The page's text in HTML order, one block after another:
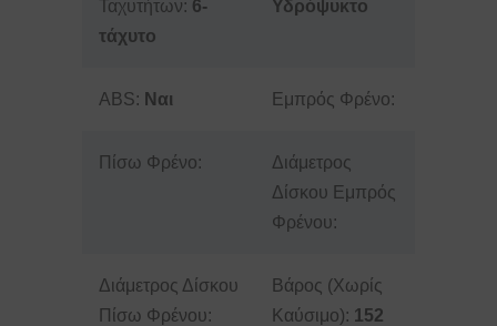
Ταχυτήτων: 6-
τάχυτο
Υδρόψυκτο
ABS: Ναι Εμπρός Φρένο:
Πίσω Φρένο:
Διάμετρος
Δίσκου Εμπρός
Φρένου:
Διάμετρος Δίσκου
Πίσω Φρένου:
Βάρος (Χωρίς
Καύσιμο): 152